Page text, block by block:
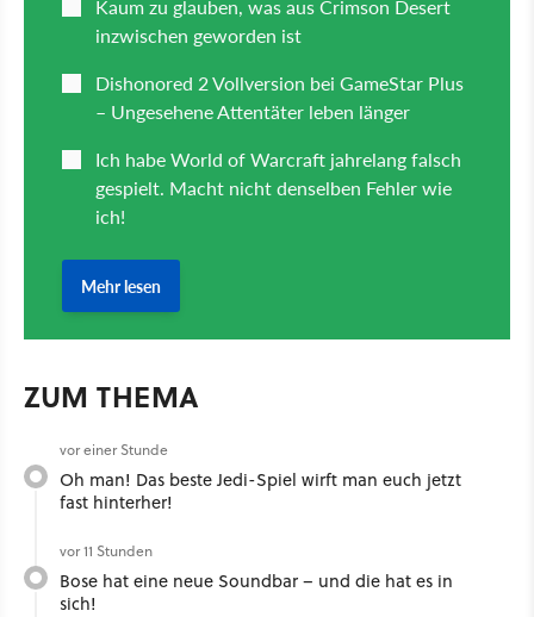
ZUM THEMA
vor einer Stunde
Oh man! Das beste Jedi-Spiel wirft man euch jetzt
fast hinterher!
vor 11 Stunden
Bose hat eine neue Soundbar – und die hat es in
sich!